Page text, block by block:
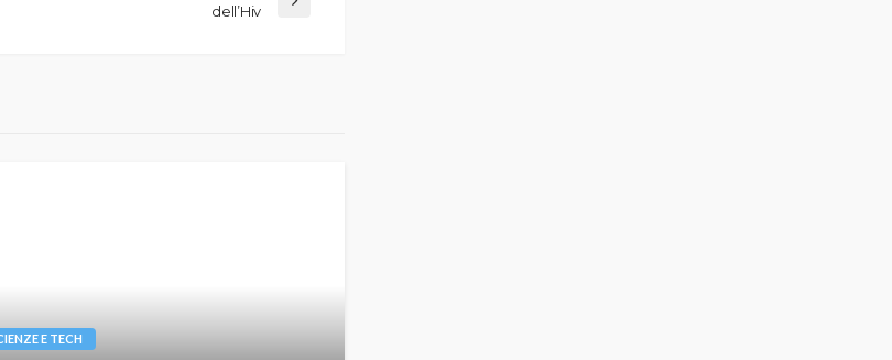
dell’Hiv
E TECH